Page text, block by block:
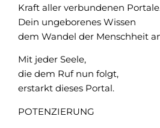
Kraft aller verbundenen
Dein ungeborenes Wissen
dem Wandel der Menschheit
Mit jeder Seele,
die dem Ruf nun folgt,
erstarkt dieses Portal.
POTENZIERUNG